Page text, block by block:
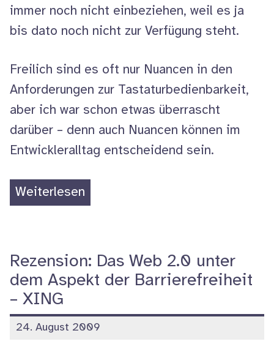
immer noch nicht einbeziehen, weil es ja
bis dato noch nicht zur Verfügung steht.
Freilich sind es oft nur Nuancen in den
Anforderungen zur Tastaturbedienbarkeit,
aber ich war schon etwas überrascht
darüber – denn auch Nuancen können im
Entwickleralltag entscheidend sein.
Weiterlesen
(WCAG
2,
BITV-
Test)“
Rezension: Das Web 2.0 unter
dem Aspekt der Barrierefreiheit
– XING
veröffentlicht
24. August 2009